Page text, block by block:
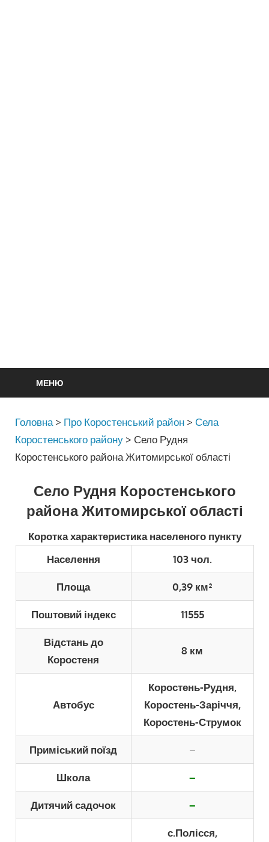
МЕНЮ
Головна > Про Коростенський район >Села
Коростенського району > Село Рудня
Коростенського района Житомирської області
Село Рудня Коростенського
района Житомирської області
Коротка характеристика населеного пункту
Населення
103 чол.
Площа 0,39 км²
Поштовий індекс 11555
Відстань до
Коростеня
8 км
Автобус
Коростень-Рудня,
Коростень-Заріччя,
Коростень-Струмок
Приміський поїзд –
Школа –
Дитячий садочок –
с.Полісся,